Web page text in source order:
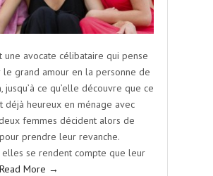
une avocate célibataire qui pense
le grand amour en la personne de
jusqu’à ce qu’elle découvre que ce
déjà heureux en ménage avec
femmes décident alors de
pour prendre leur revanche.
elles se rendent compte que leur
Read More →